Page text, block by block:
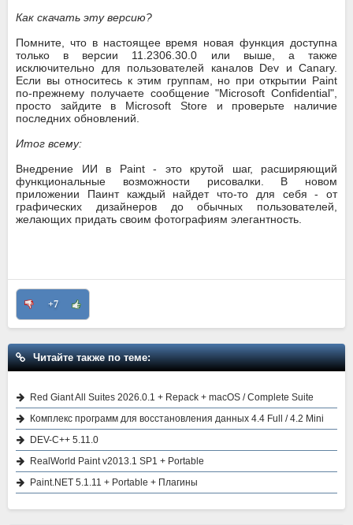
Как скачать эту версию?
Помните, что в настоящее время новая функция доступна
только в версии 11.2306.30.0 или выше, а также
исключительно для пользователей каналов Dev и Canary.
Если вы относитесь к этим группам, но при открытии Paint
по-прежнему получаете сообщение "Microsoft Confidential",
просто зайдите в Microsoft Store и проверьте наличие
последних обновлений.
Итог всему:
Внедрение ИИ в Paint - это крутой шаг, расширяющий
функциональные возможности рисовалки. В новом
приложении Паинт каждый найдет что-то для себя - от
графических дизайнеров до обычных пользователей,
желающих придать своим фотографиям элегантность.
+7
Читайте также по теме:
Red Giant All Suites 2026.0.1 + Repack + macOS / Complete Suite
Комплекс программ для восстановления данных 4.4 Full / 4.2 Mini
DEV-C++ 5.11.0
RealWorld Paint v2013.1 SP1 + Portable
Paint.NET 5.1.11 + Portable + Плагины